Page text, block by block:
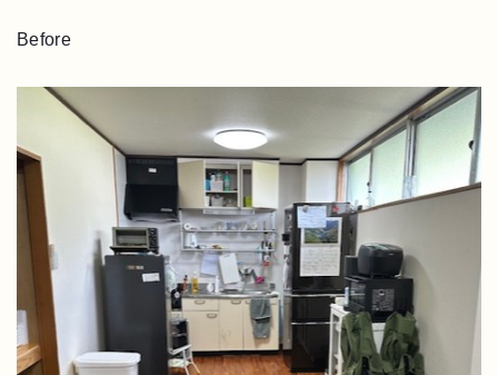
Before